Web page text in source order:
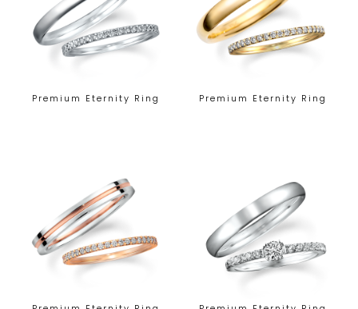
Premium Eternity Ring Premium Eternity Ring